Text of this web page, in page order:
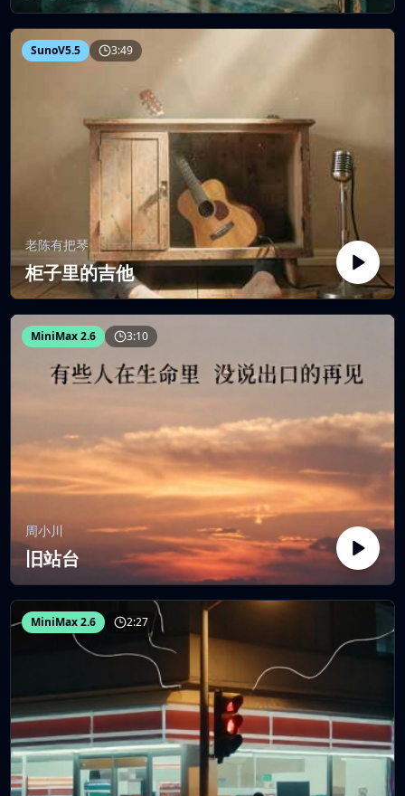
SunoV5.5 3:49
老陈有把琴
柜子里的吉他
MiniMax 2.6 3:10
周小川
旧站台
MiniMax 2.6 2:27